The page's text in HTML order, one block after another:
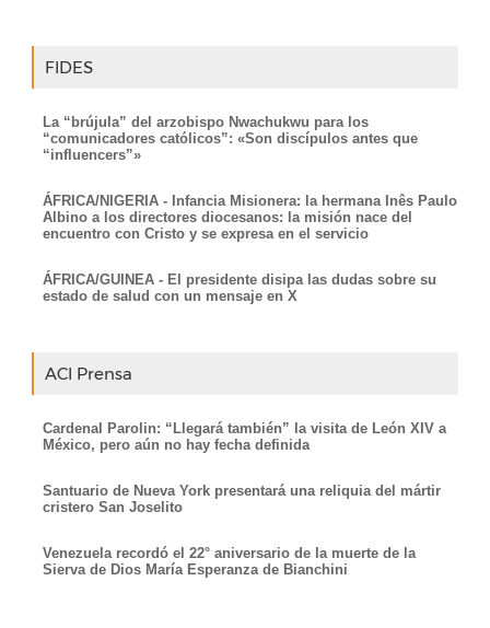
FIDES
La “brújula” del arzobispo Nwachukwu para los
“comunicadores católicos”: «Son discípulos antes que
“influencers”»
ÁFRICA/NIGERIA - Infancia Misionera: la hermana Inês Paulo
Albino a los directores diocesanos: la misión nace del
encuentro con Cristo y se expresa en el servicio
ÁFRICA/GUINEA - El presidente disipa las dudas sobre su
estado de salud con un mensaje en X
ACI Prensa
Cardenal Parolin: “Llegará también” la visita de León XIV a
México, pero aún no hay fecha definida
Santuario de Nueva York presentará una reliquia del mártir
cristero San Joselito
Venezuela recordó el 22° aniversario de la muerte de la
Sierva de Dios María Esperanza de Bianchini